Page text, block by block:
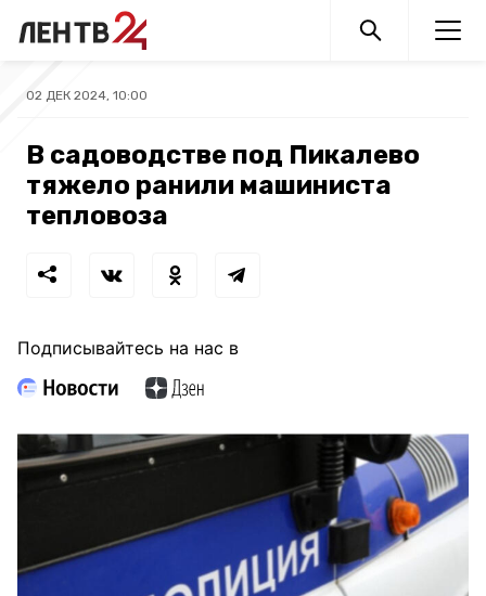
02 ДЕК 2024, 10:00
В садоводстве под Пикалево
тяжело ранили машиниста
тепловоза
Подписывайтесь на нас в